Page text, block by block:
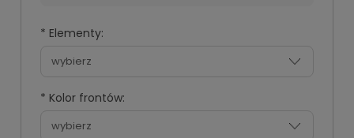
* Elementy:
* Kolor frontów: